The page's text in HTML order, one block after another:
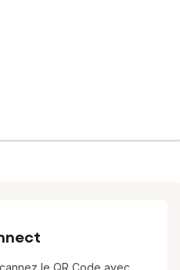
le QR Code avec